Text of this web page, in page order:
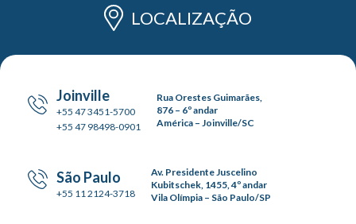
LOCALIZAÇÃO
Joinville
+55 47 3451-5700
+55 47 98498-0901
Rua Orestes Guimarães,
876 – 6º andar
América – Joinville/SC
São Paulo
+55 11 2124-3718
Av. Presidente Juscelino
Kubitschek, 1455, 4º andar
Vila Olímpia – São Paulo/SP